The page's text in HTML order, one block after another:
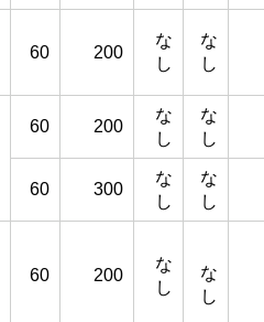
60 200
な
し
な
し
60 200
な
し
な
し
60 300
な
し
な
し
60 200
な
し
な
し